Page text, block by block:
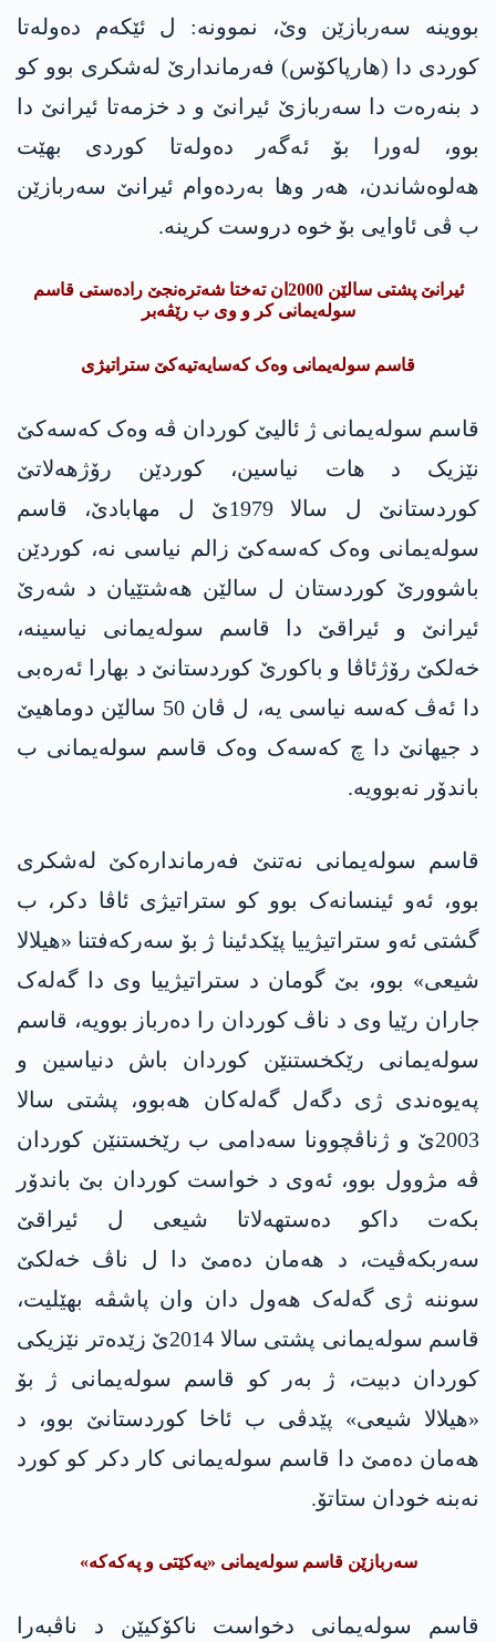
بووینە سەربازێن وێ، نموونە: ل ئێکەم دەولەتا
کوردی دا (ھارپاکۆس) فەرماندارێ لەشکری بوو کو
د بنەرەت دا سەربازێ ئیرانێ و د خزمەتا ئیرانێ دا
بوو، لەورا بۆ ئەگەر دەولەتا کوردی بھێت
ھەلوەشاندن، هه‌ر وها بەردەوام ئیرانێ سەربازێن
ب ڤی ئاوایی بۆ خوه‌ دروست کرینە.
ئیرانێ پشتی سالێن 2000ان تەختا شەترەنجێ رادەستی قاسم
سوله‌یمانی کر و وی ب رێڤەبر
قاسم سوله‌یمانی وەک کەسایەتیەکێ ستراتیژی
قاسم سوله‌یمانی ژ ئالیێ کوردان ڤە وەک کەسەکێ
نێزیک د ھات نیاسین، کوردێن رۆژھەلاتێ
کوردستانێ ل سالا 1979ێ ل مھابادێ، قاسم
سوله‌یمانی وەک کەسەکێ زالم نیاسی نە، کوردێن
باشوورێ کوردستان ل سالێن ھەشتێیان د شەرێ
ئیرانێ و ئیراقێ دا قاسم سوله‌یمانی نیاسینە،
خەلکێ رۆژئاڤا و باکورێ کوردستانێ د بھارا ئەرەبی
دا ئەڤ کەسە نیاسی یە، ل ڤان 50 سالێن دوماھیێ
د جیھانێ دا چ کەسەک وەک قاسم سوله‌یمانی ب
باندۆر نەبوویە.
قاسم سوله‌یمانی نەتنێ فەرماندارەکێ لەشکری
بوو، ئەو ئینسانەک بوو کو ستراتیژی ئاڤا دکر، ب
گشتی ئەو ستراتیژییا پێکدئینا ژ بۆ سەرکەفتنا «ھیلالا
شیعی» بوو، بێ گومان د ستراتیژییا وی دا گەلەک
جاران رێیا وی د ناڤ کوردان را دەرباز بوویە، قاسم
سوله‌یمانی رێکخستنێن کوردان باش دنیاسین و
پەیوەندی ژی دگەل گەلەکان ھەبوو، پشتی سالا
2003ێ و ژناڤچوونا سەدامی ب رێخستنێن کوردان
ڤە مژوول بوو، ئەوی د خواست کوردان بێ باندۆر
بکەت داکو دەستھەلاتا شیعی ل ئیراقێ
سەربکەڤیت، د ھەمان دەمێ دا ل ناڤ خەلکێ
سوننه‌ ژی گەلەک ھەول دان وان پاشڤە بھێلیت،
قاسم سوله‌یمانی پشتی سالا 2014ێ زێدەتر نێزیکی
کوردان دبیت، ژ بەر کو قاسم سوله‌یمانی ژ بۆ
«ھیلالا شیعی» پێدڤی ب ئاخا کوردستانێ بوو، د
ھەمان دەمێ دا قاسم سوله‌یمانی کار دکر کو کورد
نەبنە خودان ستاتۆ.
سەربازێن قاسم سوله‌یمانی «یه‌كێتی و په‌كه‌كه‌»
قاسم سوله‌یمانی دخواست ناکۆکیێن د ناڤبەرا